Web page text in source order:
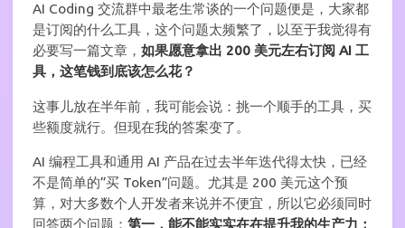
AI Coding 交流群中最老生常谈的一个问题便是，大家都
是订阅的什么工具，这个问题太频繁了，以至于我觉得有
必要写一篇文章， 如果愿意拿出 200 美元左右订阅 AI 工
具，这笔钱到底该怎么花？
这事儿放在半年前，我可能会说：挑一个顺手的工具，买
些额度就行。但现在我的答案变了。
AI 编程工具和通用 AI 产品在过去半年迭代得太快，已经
不是简单的”买 Token”问题。尤其是 200 美元这个预
算，对大多数个人开发者来说并不便宜，所以它必须同时
回答两个问题： 第一，能不能实实在在提升我的生产力；